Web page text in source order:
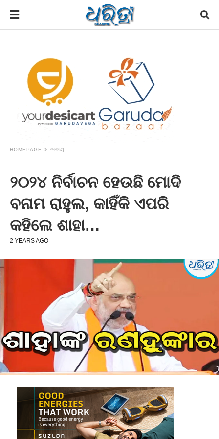
HOMEPAGE ଜାତୀୟ
୨୦୨୪ ନିର୍ବାଚନ ହେଉଛି ମୋଦି
ବନାମ ରାହୁଲ, କାହିଁକି ଏପରି
କହିଲେ ଶାହା…
2 YEARS AGO